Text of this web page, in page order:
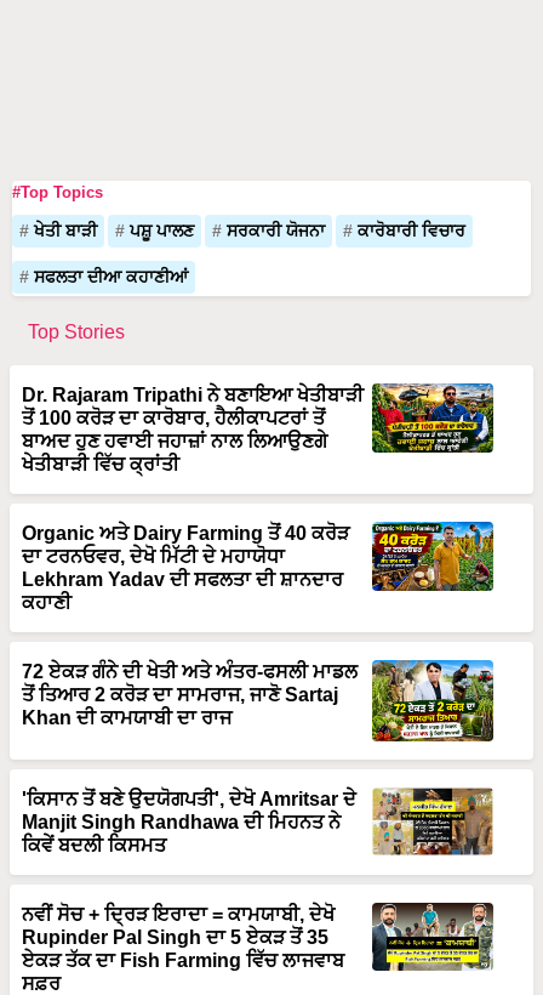
#Top Topics
ਖੇਤੀ ਬਾੜੀ ਪਸ਼ੂ ਪਾਲਣ ਸਰਕਾਰੀ ਯੋਜਨਾ ਕਾਰੋਬਾਰੀ ਵਿਚਾਰ
ਸਫਲਤਾ ਦੀਆ ਕਹਾਣੀਆਂ
Top Stories
Dr. Rajaram Tripathi ਨੇ ਬਣਾਇਆ ਖੇਤੀਬਾੜੀ
ਤੋਂ 100 ਕਰੋੜ ਦਾ ਕਾਰੋਬਾਰ, ਹੈਲੀਕਾਪਟਰਾਂ ਤੋਂ
ਬਾਅਦ ਹੁਣ ਹਵਾਈ ਜਹਾਜ਼ਾਂ ਨਾਲ ਲਿਆਉਣਗੇ
ਖੇਤੀਬਾੜੀ ਵਿੱਚ ਕ੍ਰਾਂਤੀ
Organic ਅਤੇ Dairy Farming ਤੋਂ 40 ਕਰੋੜ
ਦਾ ਟਰਨਓਵਰ, ਦੇਖੋ ਮਿੱਟੀ ਦੇ ਮਹਾਯੋਧਾ
Lekhram Yadav ਦੀ ਸਫਲਤਾ ਦੀ ਸ਼ਾਨਦਾਰ
ਕਹਾਣੀ
72 ਏਕੜ ਗੰਨੇ ਦੀ ਖੇਤੀ ਅਤੇ ਅੰਤਰ-ਫਸਲੀ ਮਾਡਲ
ਤੋਂ ਤਿਆਰ 2 ਕਰੋੜ ਦਾ ਸਾਮਰਾਜ, ਜਾਣੋ Sartaj
Khan ਦੀ ਕਾਮਯਾਬੀ ਦਾ ਰਾਜ
'ਕਿਸਾਨ ਤੋਂ ਬਣੇ ਉਦਯੋਗਪਤੀ', ਦੇਖੋ Amritsar ਦੇ
Manjit Singh Randhawa ਦੀ ਮਿਹਨਤ ਨੇ
ਕਿਵੇਂ ਬਦਲੀ ਕਿਸਮਤ
ਨਵੀਂ ਸੋਚ + ਦ੍ਰਿੜ ਇਰਾਦਾ = ਕਾਮਯਾਬੀ, ਦੇਖੋ
Rupinder Pal Singh ਦਾ 5 ਏਕੜ ਤੋਂ 35
ਏਕੜ ਤੱਕ ਦਾ Fish Farming ਵਿੱਚ ਲਾਜਵਾਬ
ਸਫ਼ਰ